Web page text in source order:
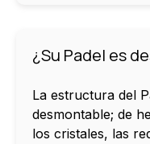
¿Su Padel es
La estructura del
desmontable; de
los cristales, las